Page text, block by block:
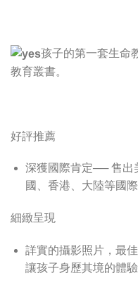
孩子的第一套生命
教育叢書。
好評推薦
深獲國際肯定── 售出
國、香港、大陸等國際
細緻呈現
詳實的攝影照片，最
讓孩子身歷其境的體